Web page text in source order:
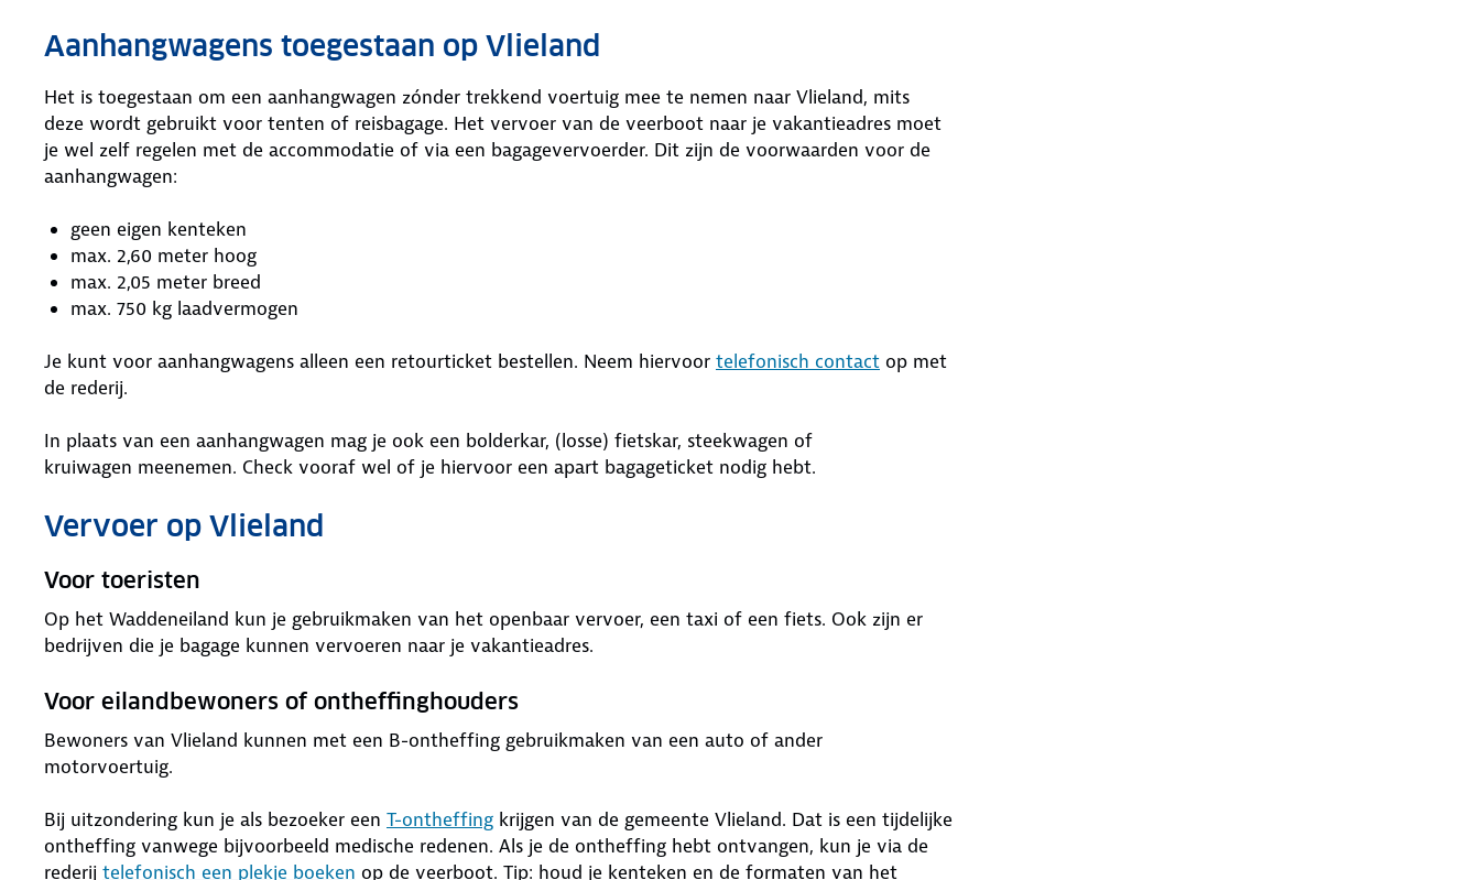
Aanhangwagens toegestaan op Vlieland
Het is toegestaan om een aanhangwagen zónder trekkend voertuig mee te nemen naar Vlieland, mits
deze wordt gebruikt voor tenten of reisbagage. Het vervoer van de veerboot naar je vakantieadres moet
je wel zelf regelen met de accommodatie of via een bagagevervoerder. Dit zijn de voorwaarden voor de
aanhangwagen:
geen eigen kenteken
max. 2,60 meter hoog
max. 2,05 meter breed
max. 750 kg laadvermogen
Je kunt voor aanhangwagens alleen een retourticket bestellen. Neem hiervoor telefonisch contact op met
de rederij.
In plaats van een aanhangwagen mag je ook een bolderkar, (losse) fietskar, steekwagen of
kruiwagen meenemen. Check vooraf wel of je hiervoor een apart bagageticket nodig hebt.
Vervoer op Vlieland
Voor toeristen
Op het Waddeneiland kun je gebruikmaken van het openbaar vervoer, een taxi of een fiets. Ook zijn er
bedrijven die je bagage kunnen vervoeren naar je vakantieadres.
Voor eilandbewoners of ontheffinghouders
Bewoners van Vlieland kunnen met een B-ontheffing gebruikmaken van een auto of ander
motorvoertuig.
Bij uitzondering kun je als bezoeker een T-ontheffing krijgen van de gemeente Vlieland. Dat is een tijdelijke
ontheffing vanwege bijvoorbeeld medische redenen. Als je de ontheffing hebt ontvangen, kun je via de
rederij telefonisch een plekje boeken op de veerboot. Tip: houd je kenteken en de formaten van het